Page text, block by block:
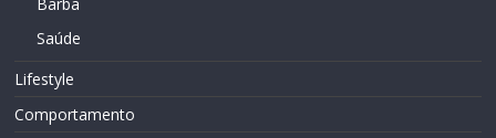
Saúde
Lifestyle
Comportamento